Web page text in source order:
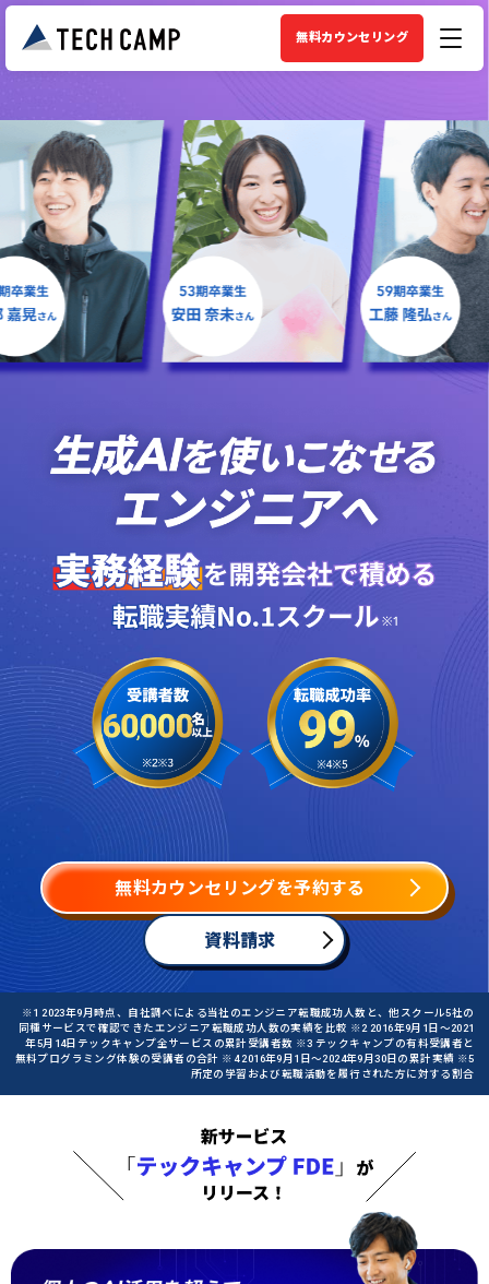
無料カウンセリング
無料カウンセリングを予約する
資料請求
※1 2023年9月時点、自社調べによる当社のエンジニア転職成功人数と、他スクール5社の
同種サービスで確認できたエンジニア転職成功人数の実績を比較 ※2 2016年9月1日〜2021
年5月14日テックキャンプ全サービスの累計受講者数 ※3 テックキャンプの有料受講者と
無料プログラミング体験の受講者の合計 ※4 2016年9月1日〜2024年9月30日の累計実績 ※5
所定の学習および転職活動を履行された方に対する割合